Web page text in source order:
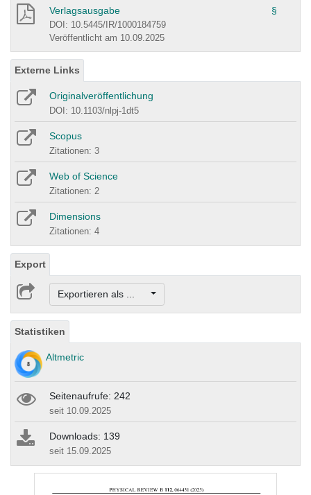
Verlagsausgabe §
DOI: 10.5445/IR/1000184759
Veröffentlicht am 10.09.2025
Externe Links
Originalveröffentlichung
DOI: 10.1103/nlpj-1dt5
Scopus
Zitationen: 3
Web of Science
Zitationen: 2
Dimensions
Zitationen: 4
Export
Exportieren als ...
Statistiken
Altmetric
Seitenaufrufe: 242
seit 10.09.2025
Downloads: 139
seit 15.09.2025